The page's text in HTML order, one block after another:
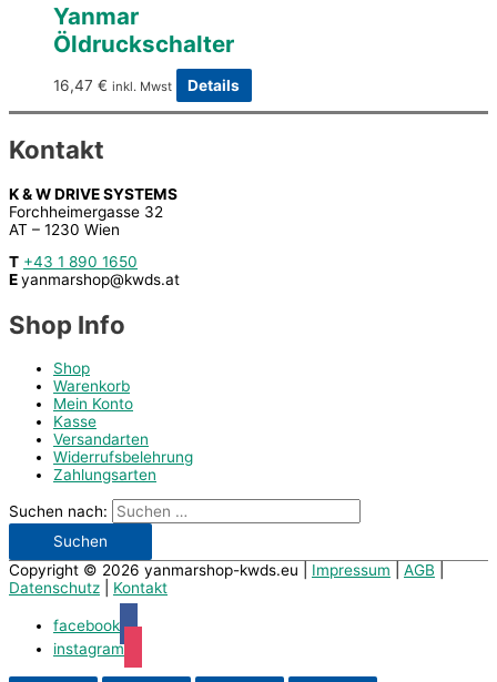
Yanmar
Öldruckschalter
16,47 € inkl. Mwst Details
Kontakt
K & W DRIVE SYSTEMS
Forchheimergasse 32
AT – 1230 Wien
T +43 1 890 1650
Eyanmarshop@kwds.at
Shop Info
Shop
Warenkorb
Mein Konto
Kasse
Versandarten
Widerrufsbelehrung
Zahlungsarten
Suchen nach:
Copyright © 2026 yanmarshop-kwds.eu Impressum AGB
Datenschutz
Kontakt
facebook
instagram